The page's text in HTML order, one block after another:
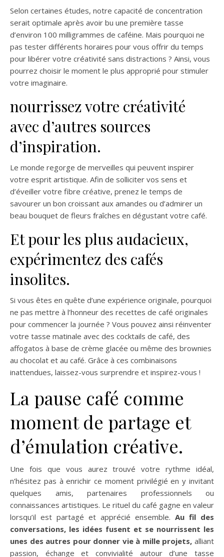
Selon certaines études, notre capacité de concentration
serait optimale après avoir bu une première tasse
d’environ 100 milligrammes de caféine. Mais pourquoi ne
pas tester différents horaires pour vous offrir du temps
pour libérer votre créativité sans distractions ? Ainsi, vous
pourrez choisir le moment le plus approprié pour stimuler
votre imaginaire.
nourrissez votre créativité
avec d’autres sources
d’inspiration.
Le monde regorge de merveilles qui peuvent inspirer
votre esprit artistique. Afin de solliciter vos sens et
d’éveiller votre fibre créative, prenez le temps de
savourer un bon croissant aux amandes ou d’admirer un
beau bouquet de fleurs fraîches en dégustant votre café.
Et pour les plus audacieux,
expérimentez des cafés
insolites.
Si vous êtes en quête d’une expérience originale, pourquoi
ne pas mettre à l’honneur des recettes de café originales
pour commencer la journée ? Vous pouvez ainsi réinventer
votre tasse matinale avec des cocktails de café, des
affogatos à base de crème glacée ou même des brownies
au chocolat et au café. Grâce à ces combinaisons
inattendues, laissez-vous surprendre et inspirez-vous !
La pause café comme
moment de partage et
d’émulation créative.
Une fois que vous aurez trouvé votre rythme idéal,
n’hésitez pas à enrichir ce moment privilégié en y invitant
quelques amis, partenaires professionnels ou
connaissances artistiques. Le rituel du café gagne en valeur
lorsqu’il est partagé et apprécié ensemble. Au fil des
conversations, les idées fusent et se nourrissent les
unes des autres pour donner vie à mille projets, alliant
passion, échange et convivialité autour d’une tasse